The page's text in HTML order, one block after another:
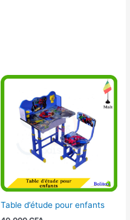
Table d’étude pour enfants